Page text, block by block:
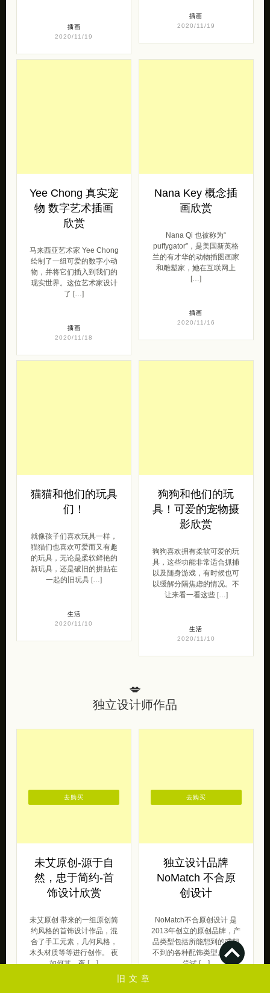
旧文章
插画
2020/11/19
插画
2020/11/19
Yee Chong 真实宠
物 数字艺术插画
欣赏
马来西亚艺术家 Yee Chong
绘制了一组可爱的数字小动
物，并将它们插入到我们的
现实世界。这位艺术家设计
了 […]
插画
2020/11/18
Nana Key 概念插
画欣赏
Nana Qi 也被称为“
puffygator”，是美国新英格
兰的有才华的动物插图画家
和雕塑家，她在互联网上
[…]
插画
2020/11/16
猫猫和他们的玩具
们！
就像孩子们喜欢玩具一样，
猫猫们也喜欢可爱而又有趣
的玩具，无论是柔软鲜艳的
新玩具，还是破旧的拼贴在
一起的旧玩具 […]
生活
2020/11/10
狗狗和他们的玩
具！可爱的宠物摄
影欣赏
狗狗喜欢拥有柔软可爱的玩
具，这些功能非常适合抓捕
以及随身游戏，有时候也可
以缓解分隔焦虑的情况。不
让来看一看这些 […]
生活
2020/11/10
💋
独立设计师作品
未艾原创-源于自
然，忠于简约-首
饰设计欣赏
未艾原创 带来的一组原创简
约风格的首饰设计作品，混
合了手工元素，几何风格，
木头材质等等进行创作。 夜
如何其，夜 […]
去购买
独立设计品牌
NoMatch 不合原
创设计
NoMatch不合原创设计 是
2013年创立的原创品牌，产
品类型包括所能想到的或想
不到的各种配饰类型。希望
尝试 […]
去购买